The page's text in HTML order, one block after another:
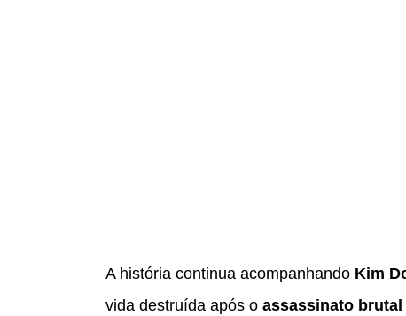
A história continua acompanhando Kim
vida destruída após o assassinato brutal